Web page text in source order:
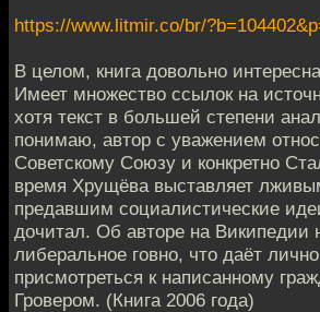
https://www.litmir.co/br/
В целом, книга довольно
Имеет множество ссылок на
хотя текст в большей степени
понимаю, автор с уважением
Советскому Союзу и конкретно
время Хрущёва выставляет
предавшим социалистические
дочитал. Об авторе на Википедии
либеральное говно, что даёт
присмотреться к написанному
Гровером. (Книга 2006 года)